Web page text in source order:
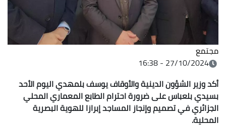
مجتمع
27/10/2024 - 16:38
أكد وزير الشؤون الدينية والأوقاف يوسف بلمهدي اليوم الأحد
بسيدي بلعباس على ضرورة احترام الطابع المعماري المحلي
الجزائري في تصميم وإنجاز المساجد إبرازا للهوية البصرية
المحلية.